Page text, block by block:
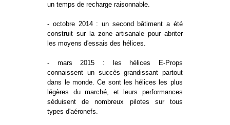
un temps de recharge raisonnable.
- octobre 2014 : un second bâtiment a été
construit sur la zone artisanale pour abriter
les moyens d'essais des hélices.
- mars 2015 : les hélices E-Props
connaissent un succès grandissant partout
dans le monde. Ce sont les hélices les plus
légères du marché, et leurs performances
séduisent de nombreux pilotes sur tous
types d'aéronefs.